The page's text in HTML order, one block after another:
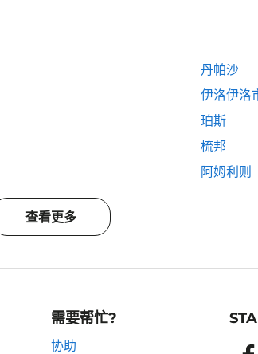
丹帕沙
伊洛伊洛
珀斯
梳邦
阿姆利则
查看更多
需要帮忙?
协助